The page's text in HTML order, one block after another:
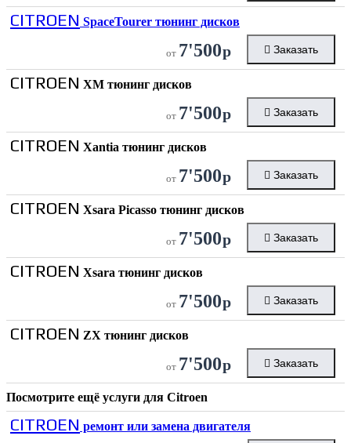
CITROEN SpaceTourer тюнинг дисков
от 7'500р Заказать
CITROEN XM тюнинг дисков
от 7'500р Заказать
CITROEN Xantia тюнинг дисков
от 7'500р Заказать
CITROEN Xsara Picasso тюнинг дисков
от 7'500р Заказать
CITROEN Xsara тюнинг дисков
от 7'500р Заказать
CITROEN ZX тюнинг дисков
от 7'500р Заказать
Посмотрите ещё услуги для Citroen
CITROEN ремонт или замена двигателя